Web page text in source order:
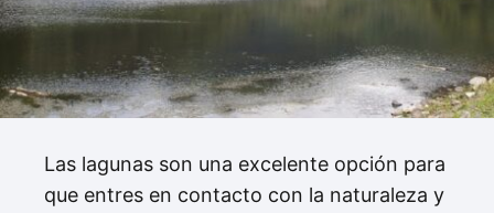
Las lagunas son una excelente opción para
que entres en contacto con la naturaleza y